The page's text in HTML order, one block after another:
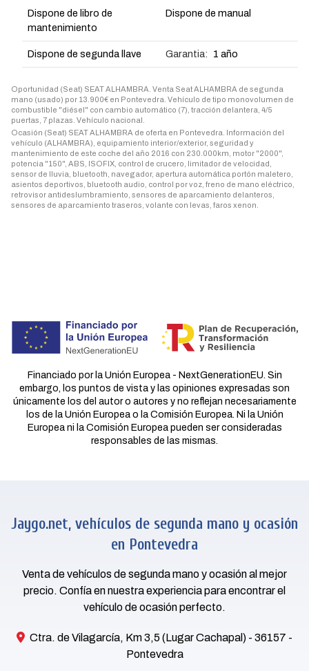
Dispone de libro de
mantenimiento
Dispone de manual
Dispone de segunda llave Garantia: 1 año
Oportunidad (Seat) SEAT ALHAMBRA. Venta Seat ALHAMBRA de segunda
mano (usado) por 13.900€ en Pontevedra. Vehículo de tipo monovolumen de
combustible "diésel" con cambio automático (7), tracción delantera, 4/5
puertas, 7 plazas. Vehículo nacional.
Ocasión (Seat) SEAT ALHAMBRA de oferta en Pontevedra. Información del
vehículo (ALHAMBRA), equipamiento interior/exterior, seguridad y
mantenimiento de este coche del año 2016 con 230.000km, motor "2000",
potencia "150", ABS, ISOFIX, control de crucero, limitador de velocidad,
sensor de lluvia, bluetooth, navegador, apertura automática portón maletero,
asientos deportivos, bluetooth audio, control por voz, freno de mano eléctrico,
retrovisor antideslumbramiento, sensores de aparcamiento delanteros,
sensores de aparcamiento traseros, volante con levas, faros xenon.
Financiado por la Unión Europea - NextGenerationEU. Sin
embargo, los puntos de vista y las opiniones expresadas son
únicamente los del autor o autores y no reflejan necesariamente
los de la Unión Europea o la Comisión Europea. Ni la Unión
Europea ni la Comisión Europea pueden ser consideradas
responsables de las mismas.
Jaygo.net, vehículos de segunda mano y ocasión
en Pontevedra
Venta de vehículos de segunda mano y ocasión al mejor
precio. Confía en nuestra experiencia para encontrar el
vehículo de ocasión perfecto.
Ctra. de Vilagarcía, Km 3,5 (Lugar Cachapal) - 36157 -
Pontevedra